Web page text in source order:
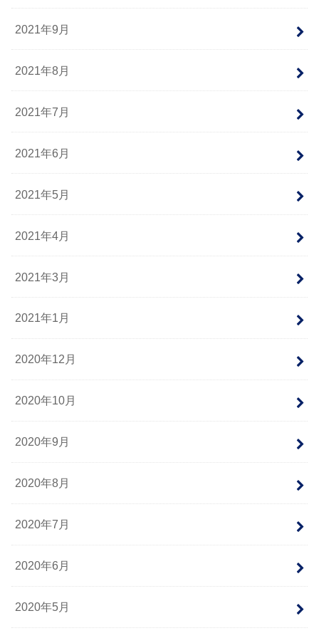
2021年9月
2021年8月
2021年7月
2021年6月
2021年5月
2021年4月
2021年3月
2021年1月
2020年12月
2020年10月
2020年9月
2020年8月
2020年7月
2020年6月
2020年5月